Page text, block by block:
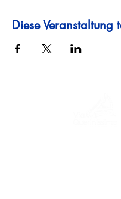
Diese Veranstaltung